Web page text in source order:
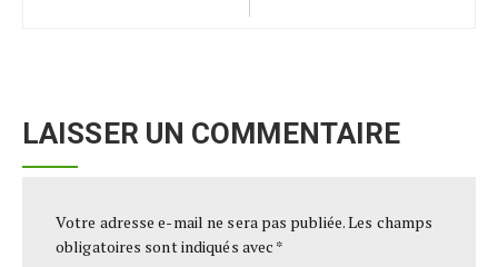
LAISSER UN COMMENTAIRE
Votre adresse e-mail ne sera pas publiée.Les champs
obligatoires sont indiqués avec *